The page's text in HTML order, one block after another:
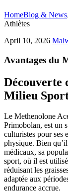
HomeBlog & News
Athlètes
April 10, 2026
Avantages du
Découverte
Milieu
Le Methenolone
Primobolan, est un
culturistes pour ses
physique. Bien
médicaux, sa
sport, où il est
réduisant les
adaptée aux
endurance accrue.